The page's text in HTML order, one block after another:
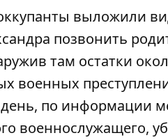
выложили
позвонить
там остатки
военных
по информации
военнослужащего,